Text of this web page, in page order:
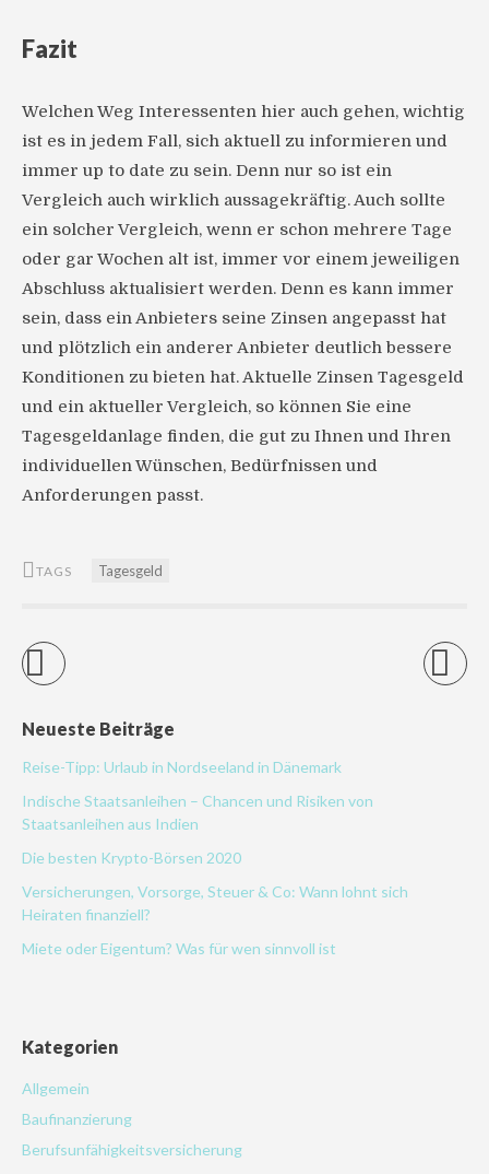
Fazit
Welchen Weg Interessenten hier auch gehen, wichtig
ist es in jedem Fall, sich aktuell zu informieren und
immer up to date zu sein. Denn nur so ist ein
Vergleich auch wirklich aussagekräftig. Auch sollte
ein solcher Vergleich, wenn er schon mehrere Tage
oder gar Wochen alt ist, immer vor einem jeweiligen
Abschluss aktualisiert werden. Denn es kann immer
sein, dass ein Anbieters seine Zinsen angepasst hat
und plötzlich ein anderer Anbieter deutlich bessere
Konditionen zu bieten hat. Aktuelle Zinsen Tagesgeld
und ein aktueller Vergleich, so können Sie eine
Tagesgeldanlage finden, die gut zu Ihnen und Ihren
individuellen Wünschen, Bedürfnissen und
Anforderungen passt.
TAGS Tagesgeld
Neueste Beiträge
Reise-Tipp: Urlaub in Nordseeland in Dänemark
Indische Staatsanleihen – Chancen und Risiken von
Staatsanleihen aus Indien
Die besten Krypto-Börsen 2020
Versicherungen, Vorsorge, Steuer & Co: Wann lohnt sich
Heiraten finanziell?
Miete oder Eigentum? Was für wen sinnvoll ist
Kategorien
Allgemein
Baufinanzierung
Berufsunfähigkeitsversicherung